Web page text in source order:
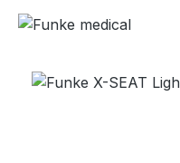
Bildergalerie